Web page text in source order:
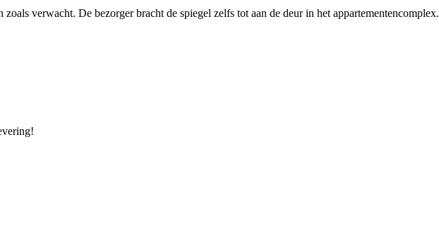
verwacht. De bezorger bracht de spiegel zelfs tot aan de deur in het appartementencomplex.